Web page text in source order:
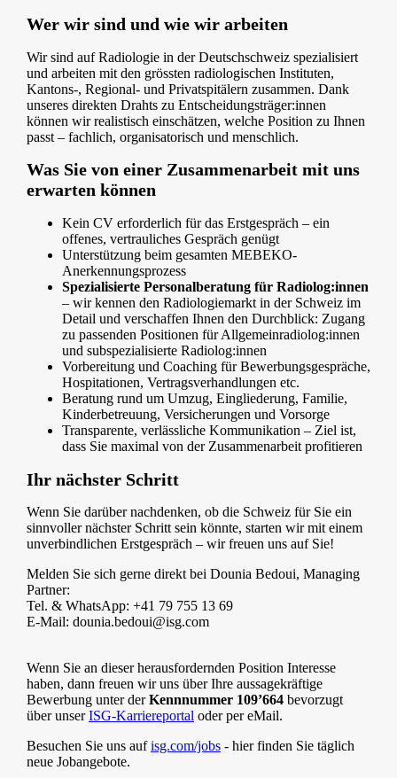
Wer wir sind und wie wir arbeiten
Wir sind auf Radiologie in der Deutschschweiz spezialisiert
und arbeiten mit den grössten radiologischen Instituten,
Kantons-, Regional- und Privatspitälern zusammen. Dank
unseres direkten Drahts zu Entscheidungsträger:innen
können wir realistisch einschätzen, welche Position zu Ihnen
passt – fachlich, organisatorisch und menschlich.
Was Sie von einer Zusammenarbeit mit uns
erwarten können
Kein CV erforderlich für das Erstgespräch – ein
offenes, vertrauliches Gespräch genügt
Unterstützung beim gesamten MEBEKO-
Anerkennungsprozess
Spezialisierte Personalberatung für Radiolog:innen
– wir kennen den Radiologiemarkt in der Schweiz im
Detail und verschaffen Ihnen den Durchblick: Zugang
zu passenden Positionen für Allgemeinradiolog:innen
und subspezialisierte Radiolog:innen
Vorbereitung und Coaching für Bewerbungsgespräche,
Hospitationen, Vertragsverhandlungen etc.
Beratung rund um Umzug, Eingliederung, Familie,
Kinderbetreuung, Versicherungen und Vorsorge
Transparente, verlässliche Kommunikation – Ziel ist,
dass Sie maximal von der Zusammenarbeit profitieren
Ihr nächster Schritt
Wenn Sie darüber nachdenken, ob die Schweiz für Sie ein
sinnvoller nächster Schritt sein könnte, starten wir mit einem
unverbindlichen Erstgespräch – wir freuen uns auf Sie!
Melden Sie sich gerne direkt bei Dounia Bedoui, Managing
Partner:
Tel. & WhatsApp: +41 79 755 13 69
E-Mail: dounia.bedoui@isg.com
Wenn Sie an dieser herausfordernden Position Interesse
haben, dann freuen wir uns über Ihre aussagekräftige
Bewerbung unter derKennnummer 109’664 bevorzugt
über unserISG-Karriereportal oder per eMail.
Besuchen Sie uns aufisg.com/jobs - hier finden Sie täglich
neue Jobangebote.